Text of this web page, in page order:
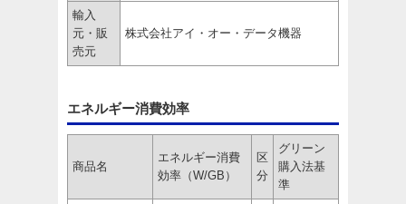
輸入
元・販
売元
株式会社アイ・オー・データ機器
エネルギー消費効率
商品名
エネルギー消費
効率（W/GB）
区
分
グリーン
購入法基
準